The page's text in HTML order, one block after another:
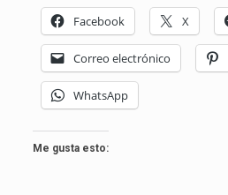
Facebook X
Correo electrónico
WhatsApp
Me gusta esto: